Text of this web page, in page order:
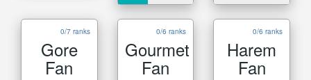
0/7 ranks
Gore
Fan
0/6 ranks
Gourmet
Fan
0/6 ranks
Harem
Fan